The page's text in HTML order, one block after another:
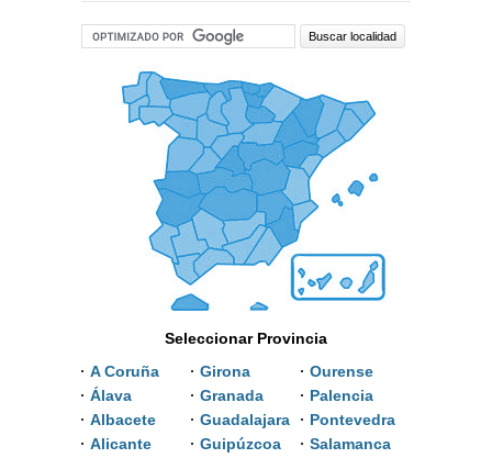
Seleccionar Provincia
A Coruña
Álava
Albacete
Alicante
Girona
Granada
Guadalajara
Guipúzcoa
Ourense
Palencia
Pontevedra
Salamanca